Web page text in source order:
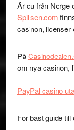
Är du från Norge
Spillsen.com
casinon, licenser
På
om nya casinon,
PayPal casino
För bäst guide